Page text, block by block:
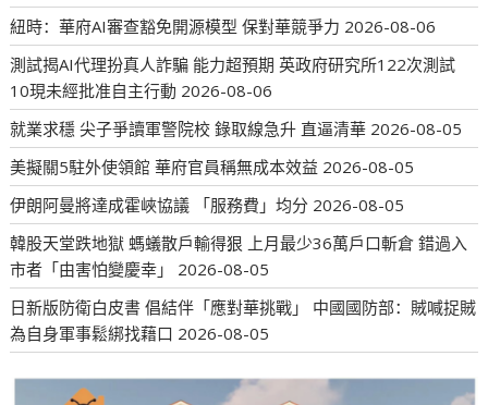
紐時：華府AI審查豁免開源模型 保對華競爭力 2026-08-06
測試揭AI代理扮真人詐騙 能力超預期 英政府研究所122次測試
10現未經批准自主行動 2026-08-06
就業求穩 尖子爭讀軍警院校 錄取線急升 直逼清華 2026-08-05
美擬關5駐外使領館 華府官員稱無成本效益 2026-08-05
伊朗阿曼將達成霍峽協議 「服務費」均分 2026-08-05
韓股天堂跌地獄 螞蟻散戶輸得狠 上月最少36萬戶口斬倉 錯過入
市者「由害怕變慶幸」
2026-08-05
日新版防衛白皮書 倡結伴「應對華挑戰」 中國國防部：賊喊捉賊
為自身軍事鬆綁找藉口 2026-08-05